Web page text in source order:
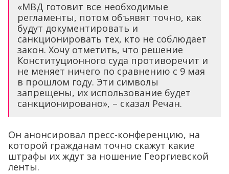
«МВД готовит все необходимые
регламенты, потом объявят точно, как
будут документировать и
санкционировать тех, кто не соблюдает
закон. Хочу отметить, что решение
Конституционного суда противоречит и
не меняет ничего по сравнению с 9 мая
в прошлом году. Эти символы
запрещены, их использование будет
санкционировано», – сказал Речан.
Он анонсировал пресс-конференцию, на
которой гражданам точно скажут какие
штрафы их ждут за ношение Георгиевской
ленты.